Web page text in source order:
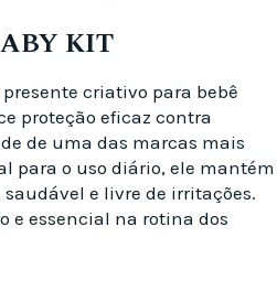
KIT
criativo para bebê
proteção eficaz contra
de uma das marcas mais
para o uso diário, ele mantém
e livre de irritações.
e essencial na rotina dos